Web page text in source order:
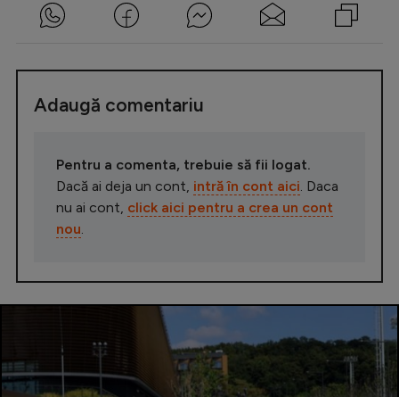
Adaugă comentariu
Pentru a comenta, trebuie să fii logat.
Dacă ai deja un cont, intră în cont aici . Daca
nu ai cont, click aici pentru a crea un cont
nou